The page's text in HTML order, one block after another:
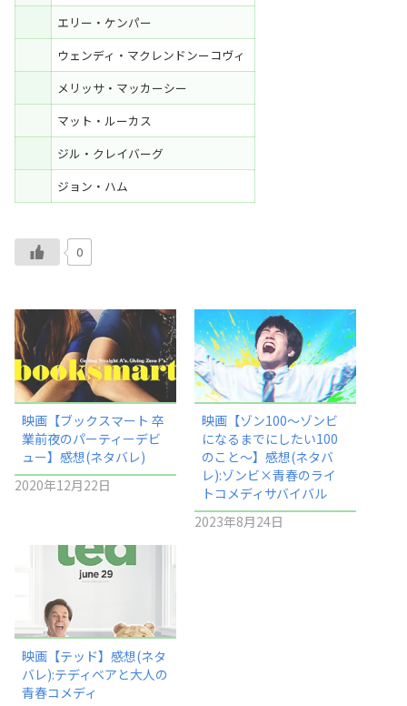
エリー・ケンパー
ウェンディ・マクレンドンーコヴィ
メリッサ・マッカーシー
マット・ルーカス
ジル・クレイバーグ
ジョン・ハム
0
映画【ブックスマート 卒
業前夜のパーティーデビ
ュー】感想(ネタバレ)
2020年12月22日
映画【ゾン100〜ゾンビ
になるまでにしたい100
のこと〜】感想(ネタバ
レ):ゾンビ×青春のライ
トコメディサバイバル
2023年8月24日
映画【テッド】感想(ネタ
バレ):テディベアと大人の
青春コメディ